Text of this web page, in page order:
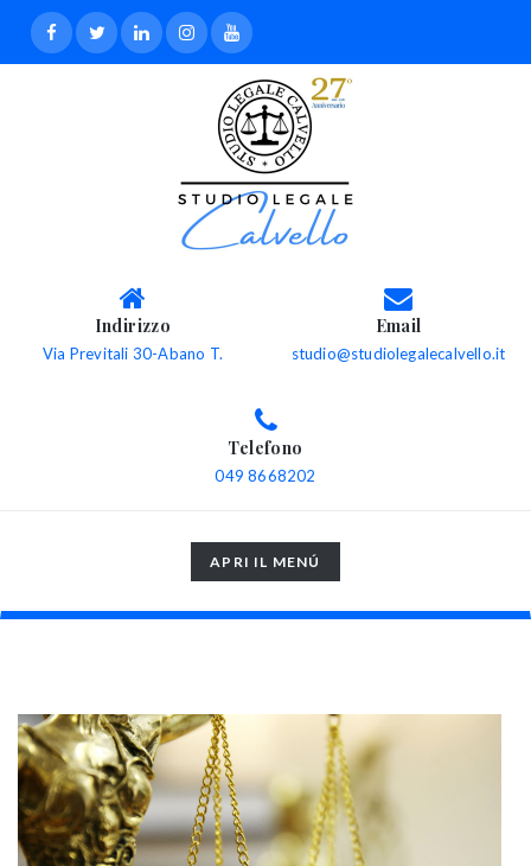
Indirizzo
Via Previtali 30-Abano T.
Email
studio@studiolegalecalvello.it
Telefono
049 8668202
TOGGLE
NAVIGATION
APRI IL MENÚ